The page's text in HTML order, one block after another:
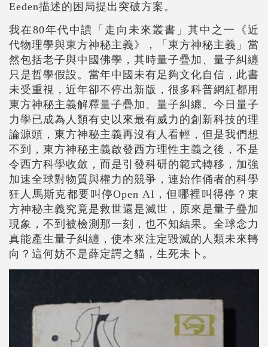
Eeden描述的困局提出突破方案。
我在80年代中讀「走向未來叢書」其中之一《近
代物理學與東方神秘主義》，「東方神秘主義」當
然包括老子與中國佛學，其時量子疊加、量子糾纏
只是哲學假設。當年中國未有足夠文化自信，此書
未受重視，近年卻不停出新版，很多科普網紅都用
東方神秘主義解釋量子疊加、量子糾纏。今日量子
力學已成為人類有史以來最有威力的創新科技的理
論源頭，東方神秘主義再沒有人看輕，但是我們想
不到，東方神秘主義啟發西方理性主義之後，不是
令西方科學收斂，而是引發科研的範式轉移，加強
加速全球對物質與權力的競爭，連始作俑者的科學
狂人馬斯克都要叫停Open AI，但哪裡叫得停？東
方神秘主義究竟是救世還是滅世，原來是量子疊加
現象，不到被檢測那一刻，也不知結果。全球念力
真能產生量子糾纏，使本來注定毀滅的人類未來轉
向？這何妨不是薛定諤之貓，生死未卜。